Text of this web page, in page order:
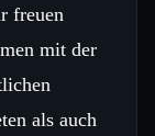
freuen
mit der
als auch